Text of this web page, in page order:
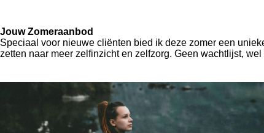
Jouw Zomeraanbod
Speciaal voor nieuwe cliënten bied ik deze zomer een
zetten naar meer zelfinzicht en zelfzorg. Geen wachtlijst,